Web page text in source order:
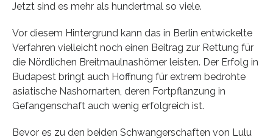
Jetzt sind es mehr als hundertmal so viele.
Vor diesem Hintergrund kann das in Berlin entwickelte
Verfahren vielleicht noch einen Beitrag zur Rettung für
die Nördlichen Breitmaulnashörner leisten. Der Erfolg in
Budapest bringt auch Hoffnung für extrem bedrohte
asiatische Nashornarten, deren Fortpflanzung in
Gefangenschaft auch wenig erfolgreich ist.
Bevor es zu den beiden Schwangerschaften von Lulu